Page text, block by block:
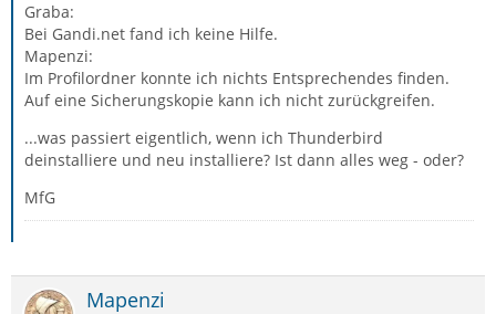
Graba:
Bei Gandi.net fand ich keine Hilfe.
Mapenzi:
Im Profilordner konnte ich nichts Entsprechendes finden.
Auf eine Sicherungskopie kann ich nicht zurückgreifen.
...was passiert eigentlich, wenn ich Thunderbird
deinstalliere und neu installiere? Ist dann alles weg - oder?
MfG
Mapenzi